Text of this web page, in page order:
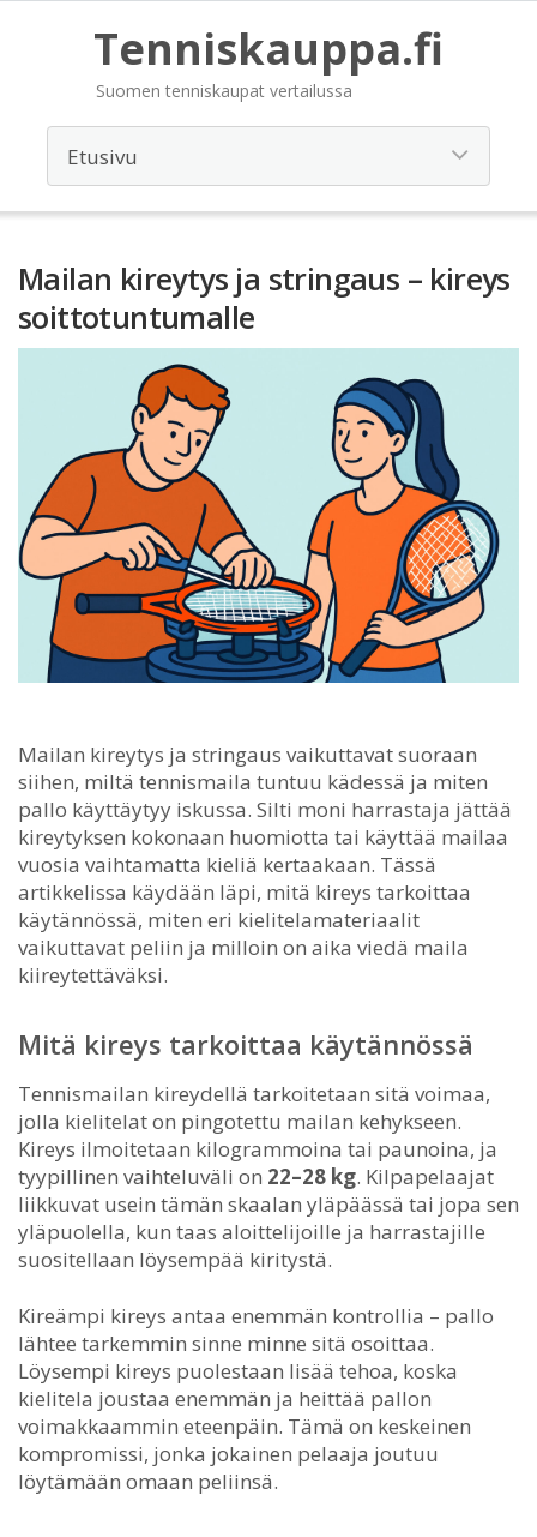
Tenniskauppa.fi
Suomen tenniskaupat vertailussa
Mailan kireytys ja stringaus – kireys
soittotuntumalle
Mailan kireytys ja stringaus vaikuttavat suoraan
siihen, miltä tennismaila tuntuu kädessä ja miten
pallo käyttäytyy iskussa. Silti moni harrastaja jättää
kireytyksen kokonaan huomiotta tai käyttää mailaa
vuosia vaihtamatta kieliä kertaakaan. Tässä
artikkelissa käydään läpi, mitä kireys tarkoittaa
käytännössä, miten eri kielitelamateriaalit
vaikuttavat peliin ja milloin on aika viedä maila
kiireytettäväksi.
Mitä kireys tarkoittaa käytännössä
Tennismailan kireydellä tarkoitetaan sitä voimaa,
jolla kielitelat on pingotettu mailan kehykseen.
Kireys ilmoitetaan kilogrammoina tai paunoina, ja
tyypillinen vaihteluväli on 22–28 kg. Kilpapelaajat
liikkuvat usein tämän skaalan yläpäässä tai jopa sen
yläpuolella, kun taas aloittelijoille ja harrastajille
suositellaan löysempää kiritystä.
Kireämpi kireys antaa enemmän kontrollia – pallo
lähtee tarkemmin sinne minne sitä osoittaa.
Löysempi kireys puolestaan lisää tehoa, koska
kielitela joustaa enemmän ja heittää pallon
voimakkaammin eteenpäin. Tämä on keskeinen
kompromissi, jonka jokainen pelaaja joutuu
löytämään omaan peliinsä.